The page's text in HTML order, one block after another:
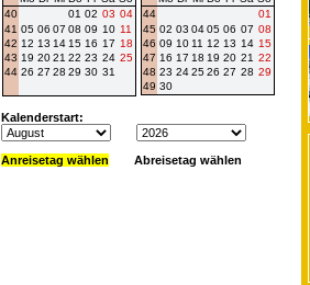
40
01 02 03 04
41 05 06 07 08 09 10 11
42 12 13 14 15 16 17 18
43 19 20 21 22 23 24 25
44 26 27 28 29 30 31
44
01
45 02 03 04 05 06 07 08
46 09 10 11 12 13 14 15
47 16 17 18 19 20 21 22
48 23 24 25 26 27 28 29
49 30
Kalenderstart:
Anreisetag wählen Abreisetag wählen